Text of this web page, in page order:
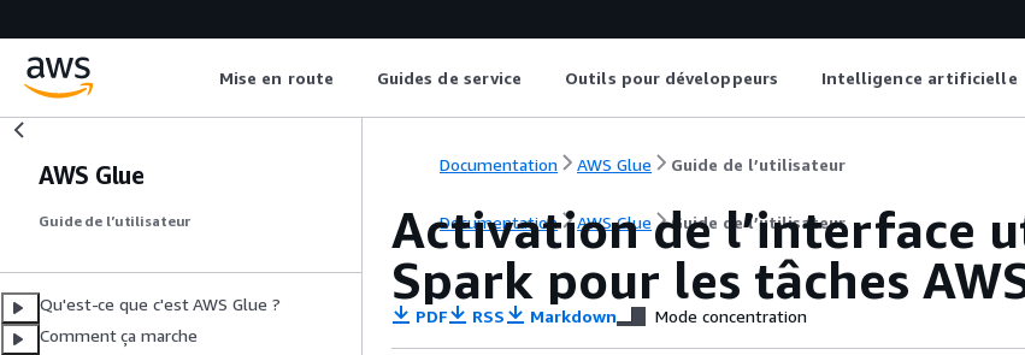
Mise en route Guides de service Outils pour développeurs Intelligence artificielle
AWS Glue
Guide de l’utilisateur
Qu'est-ce que c'est AWS Glue ?
Comment ça marche
Documentation AWS Glue Guide de l’utilisateur
Documentation AWS Glue Guide de l’utilisateur
Activation de l’interface
Spark pour les tâches
PDF RSS Markdown Mode concentration